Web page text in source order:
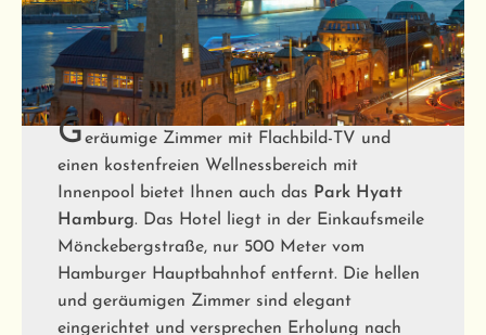
Geräumige Zimmer mit Flachbild-TV und
einen kostenfreien Wellnessbereich mit
Innenpool bietet Ihnen auch das Park Hyatt
Hamburg. Das Hotel liegt in der Einkaufsmeile
Mönckebergstraße, nur 500 Meter vom
Hamburger Hauptbahnhof entfernt. Die hellen
und geräumigen Zimmer sind elegant
eingerichtet und versprechen Erholung nach